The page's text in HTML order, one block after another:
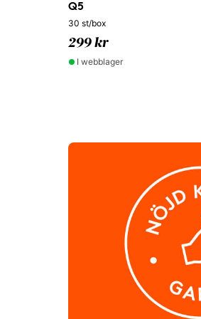
Q5
30 st/box
299 kr
I webblager